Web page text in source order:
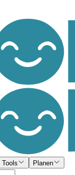
Tools Planen